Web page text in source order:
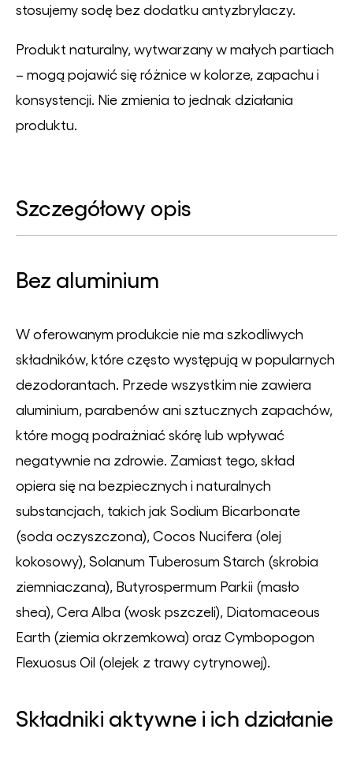
stosujemy sodę bez dodatku antyzbrylaczy.
Produkt naturalny, wytwarzany w małych partiach
– mogą pojawić się różnice w kolorze, zapachu i
konsystencji. Nie zmienia to jednak działania
produktu.
Szczegółowy opis
Bez aluminium
W oferowanym produkcie nie ma szkodliwych
składników, które często występują w popularnych
dezodorantach. Przede wszystkim nie zawiera
aluminium, parabenów ani sztucznych zapachów,
które mogą podrażniać skórę lub wpływać
negatywnie na zdrowie. Zamiast tego, skład
opiera się na bezpiecznych i naturalnych
substancjach, takich jak Sodium Bicarbonate
(soda oczyszczona), Cocos Nucifera (olej
kokosowy), Solanum Tuberosum Starch (skrobia
ziemniaczana), Butyrospermum Parkii (masło
shea), Cera Alba (wosk pszczeli), Diatomaceous
Earth (ziemia okrzemkowa) oraz Cymbopogon
Flexuosus Oil (olejek z trawy cytrynowej).
Składniki aktywne i ich działanie